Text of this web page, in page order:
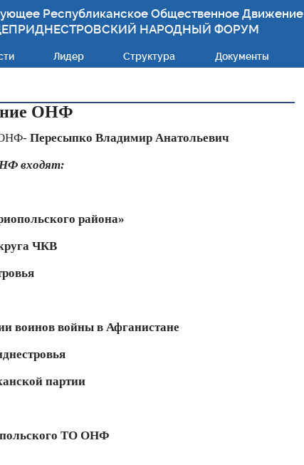
Республиканское Общественное Движение
НАРОДНЫЙ ФОРУМ
Лидер Структура Документы
ОНФ
ОНФ- Пересыпко Владимир Анатольевич
входят:
района»
ЧКВ
воинов войны в Афганистане
партии
ТО ОНФ